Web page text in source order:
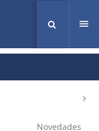
Novedades